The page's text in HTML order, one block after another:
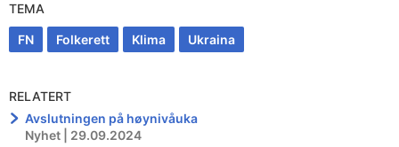
TEMA
FN Folkerett Klima Ukraina
RELATERT
Avslutningen på høynivåuka
Nyhet | 29.09.2024